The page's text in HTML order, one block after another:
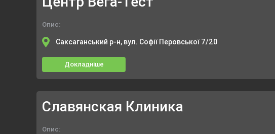
Опис:
Саксаганський р-н, вул. Софії Перовської 7/20
Докладніше
Славянская Клиника
Опис: